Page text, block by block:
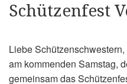
Schützenfest
Liebe
am kommenden Samstag,
gemeinsam das